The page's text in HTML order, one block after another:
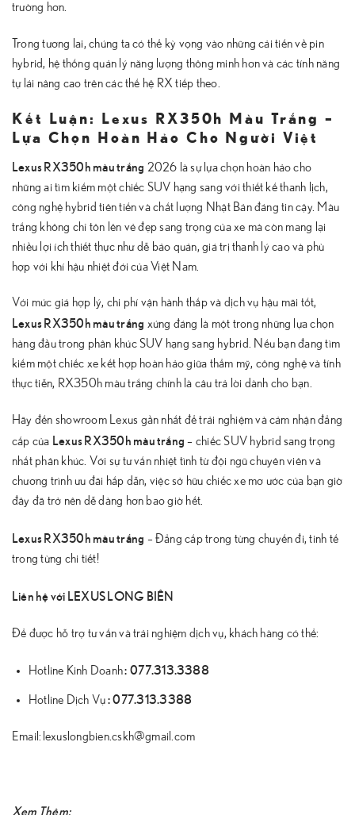
trường hơn.
Trong tương lai, chúng ta có thể kỳ vọng vào những cải tiến về pin
hybrid, hệ thống quản lý năng lượng thông minh hơn và các tính năng
tự lái nâng cao trên các thế hệ RX tiếp theo.
Kết Luận: Lexus RX350h Màu Trắng –
Lựa Chọn Hoàn Hảo Cho Người Việt
Lexus RX350h màu trắng 2026 là sự lựa chọn hoàn hảo cho
những ai tìm kiếm một chiếc SUV hạng sang với thiết kế thanh lịch,
công nghệ hybrid tiên tiến và chất lượng Nhật Bản đáng tin cậy. Màu
trắng không chỉ tôn lên vẻ đẹp sang trọng của xe mà còn mang lại
nhiều lợi ích thiết thực như dễ bảo quản, giá trị thanh lý cao và phù
hợp với khí hậu nhiệt đới của Việt Nam.
Với mức giá hợp lý, chi phí vận hành thấp và dịch vụ hậu mãi tốt,
Lexus RX350h màu trắng xứng đáng là một trong những lựa chọn
hàng đầu trong phân khúc SUV hạng sang hybrid. Nếu bạn đang tìm
kiếm một chiếc xe kết hợp hoàn hảo giữa thẩm mỹ, công nghệ và tính
thực tiễn, RX350h màu trắng chính là câu trả lời dành cho bạn.
Hãy đến showroom Lexus gần nhất để trải nghiệm và cảm nhận đẳng
cấp của Lexus RX350h màu trắng – chiếc SUV hybrid sang trọng
nhất phân khúc. Với sự tư vấn nhiệt tình từ đội ngũ chuyên viên và
chương trình ưu đãi hấp dẫn, việc sở hữu chiếc xe mơ ước của bạn giờ
đây đã trở nên dễ dàng hơn bao giờ hết.
Lexus RX350h màu trắng – Đẳng cấp trong từng chuyến đi, tinh tế
trong từng chi tiết!
Liên hệ với LEXUS LONG BIÊN
Để được hỗ trợ tư vấn và trải nghiệm dịch vụ, khách hàng có thể:
Hotline Kinh Doanh:077.313.3388
Hotline Dịch Vụ:077.313.3388
Email: lexuslongbien.cskh@gmail.com
Xem Thêm: